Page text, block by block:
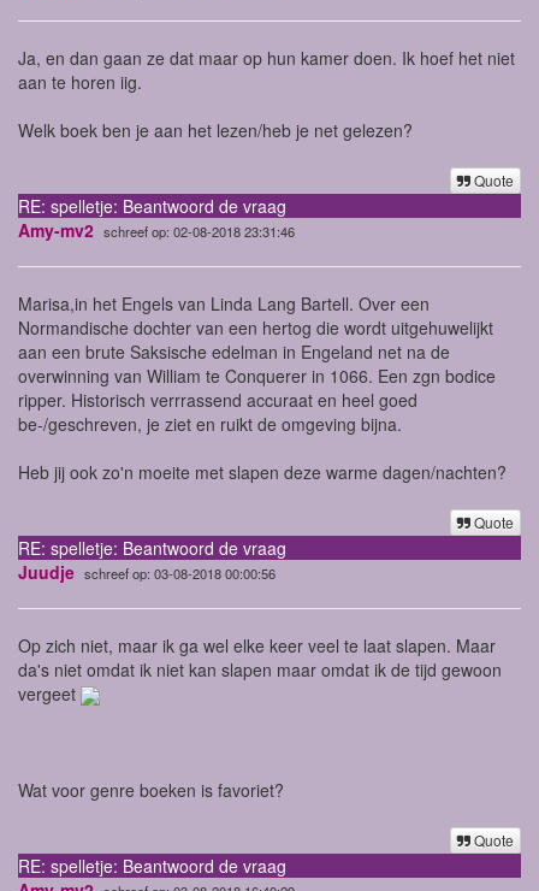
Ja, en dan gaan ze dat maar op hun kamer doen. Ik hoef het niet
aan te horen iig.
Welk boek ben je aan het lezen/heb je net gelezen?
Quote
RE: spelletje: Beantwoord de vraag
Amy-mv2 schreef op: 02-08-2018 23:31:46
Marisa,in het Engels van Linda Lang Bartell. Over een
Normandische dochter van een hertog die wordt uitgehuwelijkt
aan een brute Saksische edelman in Engeland net na de
overwinning van William te Conquerer in 1066. Een zgn bodice
ripper. Historisch verrrassend accuraat en heel goed
be-/geschreven, je ziet en ruikt de omgeving bijna.
Heb jij ook zo'n moeite met slapen deze warme dagen/nachten?
Quote
RE: spelletje: Beantwoord de vraag
Juudje schreef op: 03-08-2018 00:00:56
Op zich niet, maar ik ga wel elke keer veel te laat slapen. Maar
da's niet omdat ik niet kan slapen maar omdat ik de tijd gewoon
vergeet
Wat voor genre boeken is favoriet?
Quote
RE: spelletje: Beantwoord de vraag